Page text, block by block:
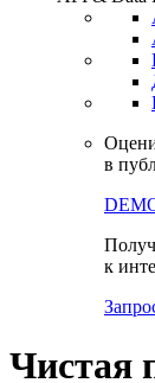
API & Data
в